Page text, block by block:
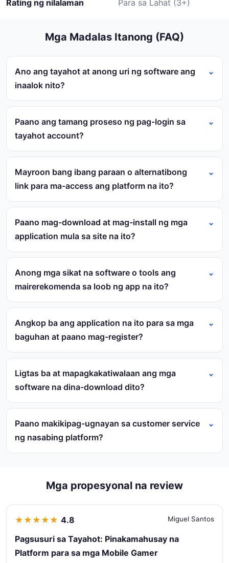
Rating ng nilalaman Para sa Lahat (3+)
Mga Madalas Itanong (FAQ)
Ano ang tayahot at anong uri ng software ang
inaalok nito?
Paano ang tamang proseso ng pag-login sa
tayahot account?
Mayroon bang ibang paraan o alternatibong
link para ma-access ang platform na ito?
Paano mag-download at mag-install ng mga
application mula sa site na ito?
Anong mga sikat na software o tools ang
mairerekomenda sa loob ng app na ito?
Angkop ba ang application na ito para sa mga
baguhan at paano mag-register?
Ligtas ba at mapagkakatiwalaan ang mga
software na dina-download dito?
Paano makikipag-ugnayan sa customer service
ng nasabing platform?
Mga propesyonal na review
★ ★ ★ ★ ★ 4.8 Miguel Santos
Pagsusuri sa Tayahot: Pinakamahusay na
Platform para sa mga Mobile Gamer